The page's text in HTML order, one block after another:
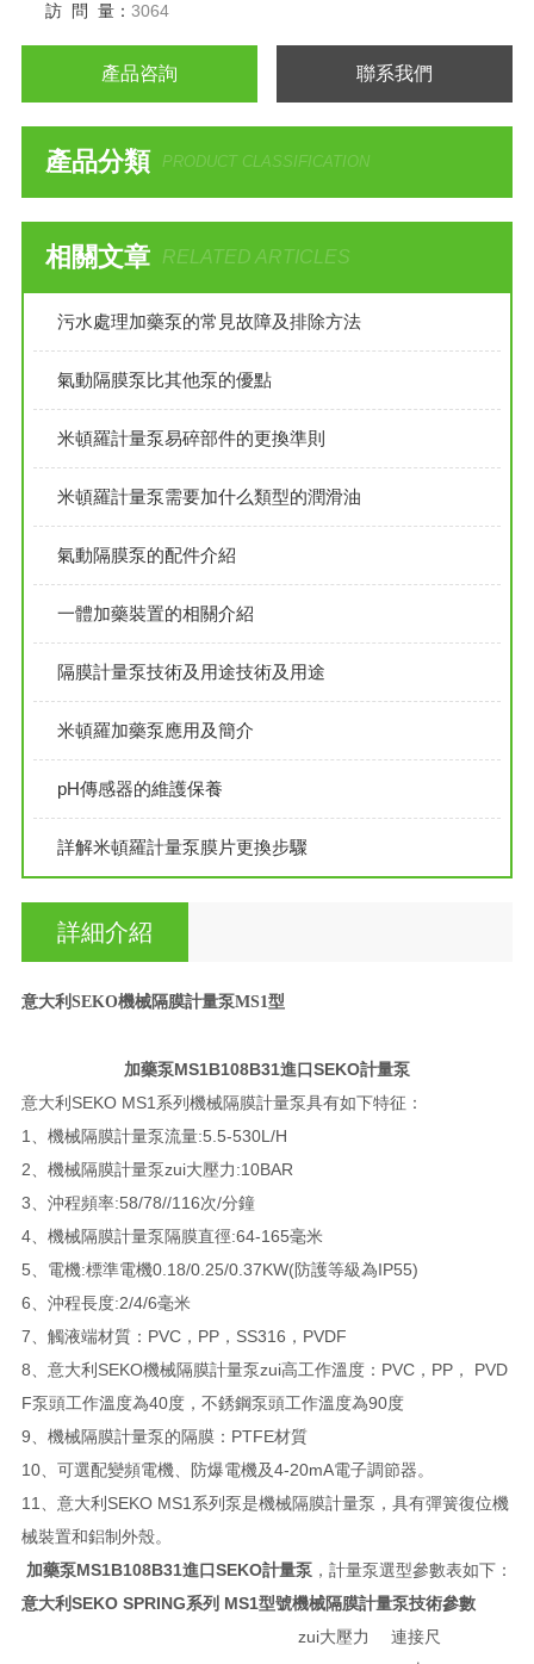
訪 問 量： 3064
產品咨詢 聯系我們
產品分類 PRODUCT CLASSIFICATION
相關文章 RELATED ARTICLES
污水處理加藥泵的常見故障及排除方法
氣動隔膜泵比其他泵的優點
米頓羅計量泵易碎部件的更換準則
米頓羅計量泵需要加什么類型的潤滑油
氣動隔膜泵的配件介紹
一體加藥裝置的相關介紹
隔膜計量泵技術及用途技術及用途
米頓羅加藥泵應用及簡介
pH傳感器的維護保養
詳解米頓羅計量泵膜片更換步驟
詳細介紹
意大利 SEKO機械隔膜計量泵MS1型
加藥泵MS1B108B31進口SEKO計量泵
意大利SEKO MS1系列機械隔膜計量泵具有如下特征：
1、機械隔膜計量泵流量:5.5-530L/H
2、機械隔膜計量泵zui大壓力:10BAR
3、沖程頻率:58/78//116次/分鐘
4、機械隔膜計量泵隔膜直徑:64-165毫米
5、電機:標準電機0.18/0.25/0.37KW(防護等級為IP55)
6、沖程長度:2/4/6毫米
7、觸液端材質：PVC，PP，SS316，PVDF
8、意大利SEKO機械隔膜計量泵zui高工作溫度：PVC，PP， PVD
F泵頭工作溫度為40度，不銹鋼泵頭工作溫度為90度
9、機械隔膜計量泵的隔膜：PTFE材質
10、可選配變頻電機、防爆電機及4-20mA電子調節器。
11、意大利SEKO MS1系列泵是機械隔膜計量泵，具有彈簧復位機
械裝置和鋁制外殼。
加藥泵MS1B108B31進口SEKO計量泵，計量泵選型參數表如下：
意大利SEKO SPRING系列 MS1型號機械隔膜計量泵技術參數
zui大壓力
連接尺